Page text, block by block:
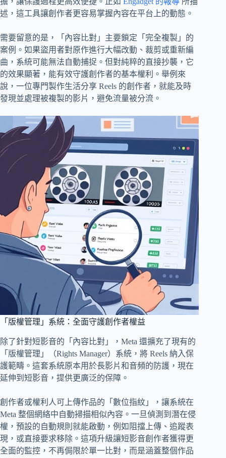
述，這工具讓創作者更容易掌握內容在平台上的動態。
需要留意的是，「內容比對」主要鎖定「完全複製」的
案例。如果盜用者對原作進行大幅改動、裁剪或重新編
曲，系統可能無法自動捕捉。但對純粹的直接抄襲，它
的效果顯著，能有效守護創作者的基本權利。舉例來
說，一位專門製作生活分享 Reels 的創作者，就能及時
發現並處理被複製的影片，避免流量被分流。
「版權管理」系統：全面守護創作者權益
除了針對短影音的「內容比對」，Meta 還擴充了現有的
「版權管理」（Rights Manager）系統，將 Reels 納入保
護範疇。這套系統原本用於長影片和音頻的防護，現在
延伸到短影音，提供更廣泛的保障。
創作者或權利人可上傳作品的「數位指紋」，讓系統在
Meta 整個網絡中自動掃描相似內容。一旦偵測到潛在侵
權，預設的自動規則就能啟動，例如阻擋上傳、追蹤表
現，或直接要求移除。這項升級讓短影音創作者獲得更
全面的監控，不再侷限於單一比對，而是涵蓋整個作品